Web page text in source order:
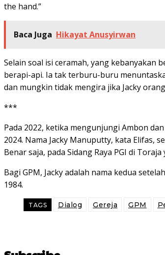
the hand.”
Baca Juga Hikayat Anusyirwan
Selain soal isi ceramah, yang kebanyakan
berapi-api. Ia tak terburu-buru
dan mungkin tidak mengira jika Jacky
***
Pada 2022, ketika mengunjungi Ambon
2024. Nama Jacky Manuputty, kata Elifas,
Benar saja, pada Sidang Raya PGI di
Bagi GPM, Jacky adalah nama kedua
1984.
TAGS Dialog Gereja GPM